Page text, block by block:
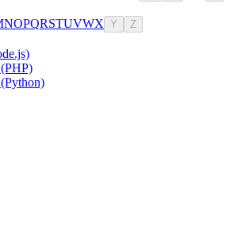
NOPQRSTUVWX Y Z